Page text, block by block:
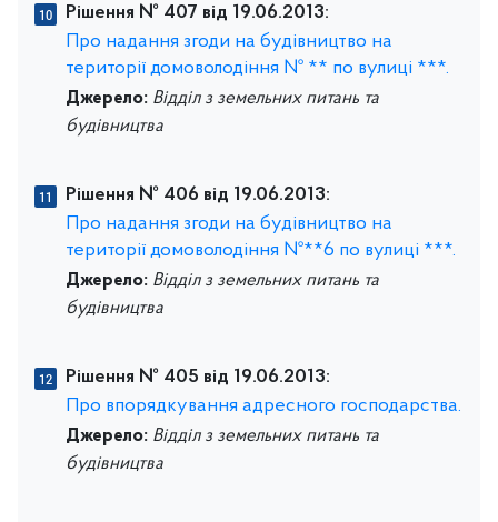
Рішення № 407 від 19.06.2013:
Про надання згоди на будівництво на
території домоволодіння № ** по вулиці ***.
Джерело: Відділ з земельних питань та
будівництва
Рішення № 406 від 19.06.2013:
Про надання згоди на будівництво на
території домоволодіння №**6 по вулиці ***.
Джерело: Відділ з земельних питань та
будівництва
Рішення № 405 від 19.06.2013:
Про впорядкування адресного господарства.
Джерело: Відділ з земельних питань та
будівництва